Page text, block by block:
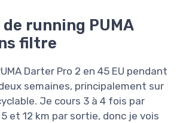
running PUMA
filtre
Darter Pro 2 en 45 EU pendant
semaines, principalement sur
Je cours 3 à 4 fois par
et 12 km par sortie, donc je vois